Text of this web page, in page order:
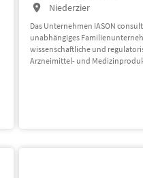
Niederzier
Das Unternehmen IASON
unabhängiges
wissenschaftliche und
Arzneimittel- und